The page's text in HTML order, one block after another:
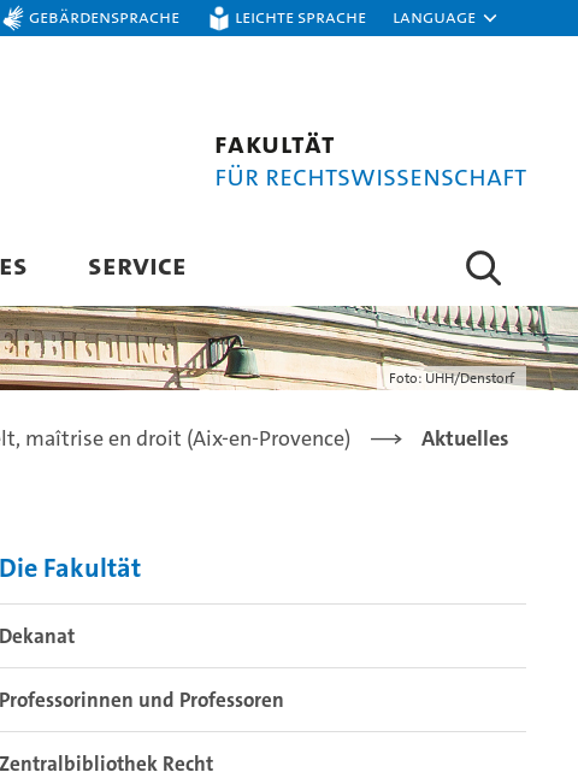
Gebärdensprache Leichte Sprache Language
Fakultät
für Rechtswissenschaft
SERVICE
Foto: UHH/Denstorf
maîtrise en droit (Aix-en-Provence) Aktuelles
Die Fakultät
Dekanat
Professorinnen und Professoren
Zentralbibliothek Recht